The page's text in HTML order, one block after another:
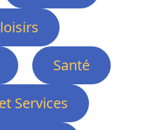
Santé
Services